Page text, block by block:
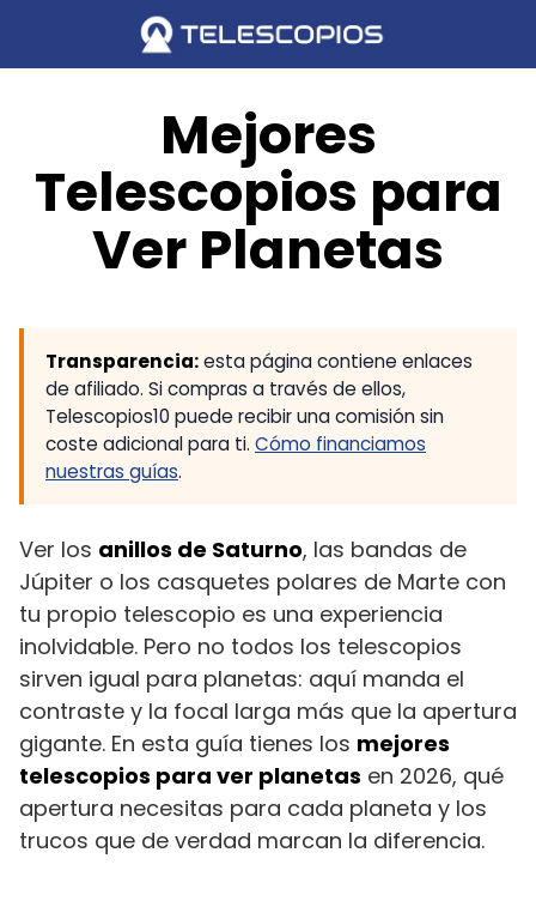
contenido
Mejores
Telescopios para
Ver Planetas
Transparencia:esta página contiene enlaces
de afiliado. Si compras a través de ellos,
Telescopios10 puede recibir una comisión sin
coste adicional para ti. Cómo financiamos
nuestras guías.
Ver los anillos de Saturno, las bandas de
Júpiter o los casquetes polares de Marte con
tu propio telescopio es una experiencia
inolvidable. Pero no todos los telescopios
sirven igual para planetas: aquí manda el
contraste y la focal larga más que la apertura
gigante. En esta guía tienes los mejores
telescopios para ver planetas en 2026, qué
apertura necesitas para cada planeta y los
trucos que de verdad marcan la diferencia.